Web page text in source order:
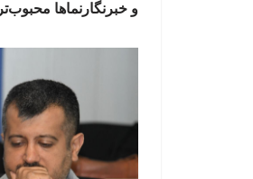
و خبرنگارنماها محبوب‌تر